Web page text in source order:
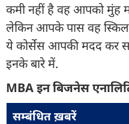
कमी नहीं है वह आपको मुंह
लेकिन आपके पास वह स्किल
ये कोर्सेस आपकी मदद कर
इनके बारे में.
MBA इन बिजनेस
सम्बंधित ख़बरें